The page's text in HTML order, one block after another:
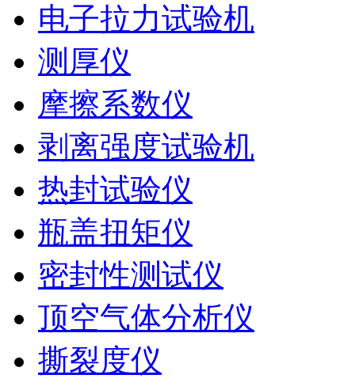
电子拉力试验机
测厚仪
摩擦系数仪
剥离强度试验机
热封试验仪
瓶盖扭矩仪
密封性测试仪
顶空气体分析仪
撕裂度仪